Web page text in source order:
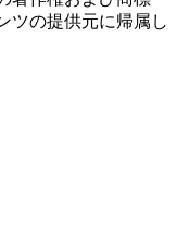
ツの提供元に帰属し